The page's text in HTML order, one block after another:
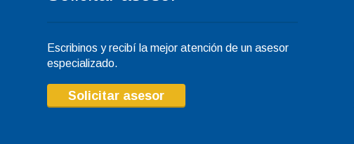
Escribinos y recibí la mejor atención de un asesor
especializado.
Solicitar asesor